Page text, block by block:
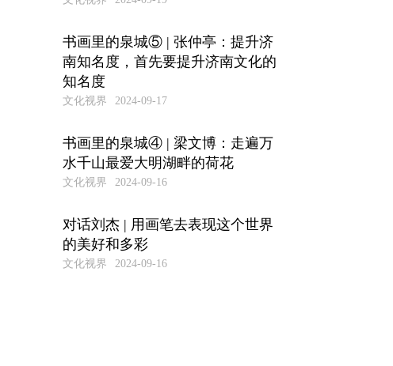
书画里的泉城⑤ | 张仲亭：提升济
南知名度，首先要提升济南文化的
知名度
文化视界 2024-09-17
书画里的泉城④ | 梁文博：走遍万
水千山最爱大明湖畔的荷花
文化视界 2024-09-16
对话刘杰 | 用画笔去表现这个世界
的美好和多彩
文化视界 2024-09-16